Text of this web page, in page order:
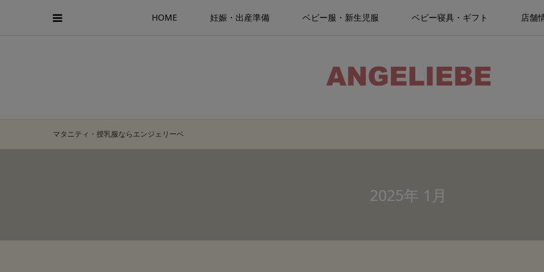
HOME 妊娠・出産準備 ベビー服・新生児服 ベビー寝具・ギフト 店舗
マタニティ・授乳服ならエンジェリーベ
2025年 1月